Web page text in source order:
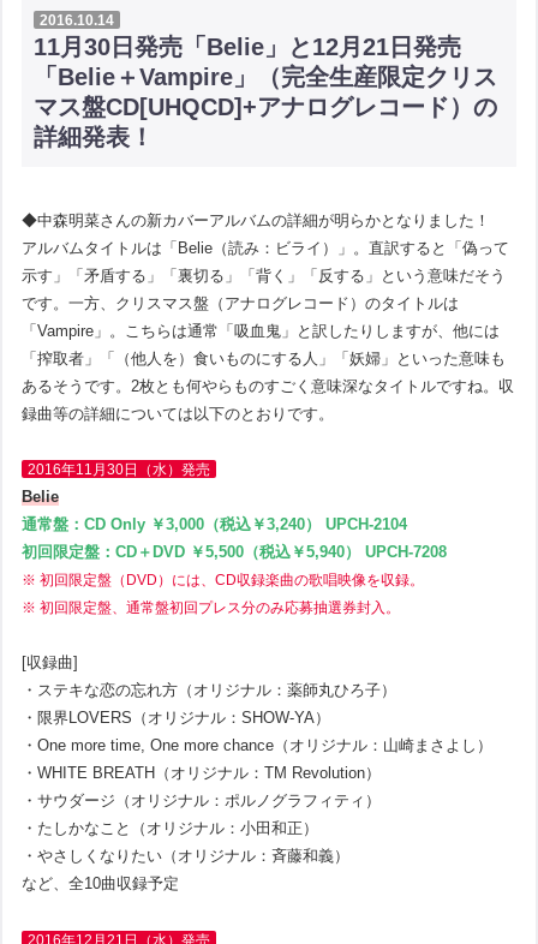
2016.10.14
11月30日発売「Belie」と12月21日発売
「Belie＋Vampire」（完全生産限定クリス
マス盤CD[UHQCD]+アナログレコード）の
詳細発表！
◆中森明菜さんの新カバーアルバムの詳細が明らかとなりました！
アルバムタイトルは「Belie（読み：ビライ）」。直訳すると「偽って
示す」「矛盾する」「裏切る」「背く」「反する」という意味だそう
です。一方、クリスマス盤（アナログレコード）のタイトルは
「Vampire」。こちらは通常「吸血鬼」と訳したりしますが、他には
「搾取者」「（他人を）食いものにする人」「妖婦」といった意味も
あるそうです。2枚とも何やらものすごく意味深なタイトルですね。収
録曲等の詳細については以下のとおりです。
2016年11月30日（水）発売
Belie
通常盤：CD Only ￥3,000（税込￥3,240） UPCH-2104
初回限定盤：CD＋DVD ￥5,500（税込￥5,940） UPCH-7208
※ 初回限定盤（DVD）には、CD収録楽曲の歌唱映像を収録。
※ 初回限定盤、通常盤初回プレス分のみ応募抽選券封入。
[収録曲]
・ステキな恋の忘れ方（オリジナル：薬師丸ひろ子）
・限界LOVERS（オリジナル：SHOW-YA）
・One more time, One more chance（オリジナル：山崎まさよし）
・WHITE BREATH（オリジナル：TM Revolution）
・サウダージ（オリジナル：ポルノグラフィティ）
・たしかなこと（オリジナル：小田和正）
・やさしくなりたい（オリジナル：斉藤和義）
など、全10曲収録予定
2016年12月21日（水）発売